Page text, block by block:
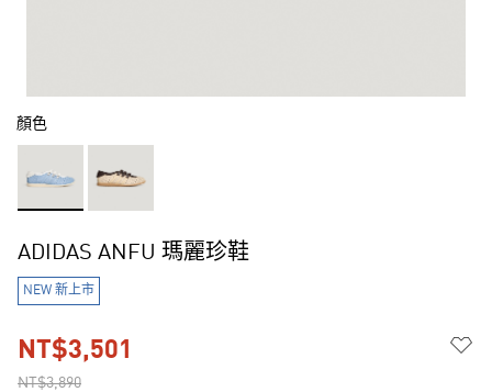
顏色
ADIDAS ANFU 瑪麗珍鞋
NEW 新上市
NT$3,890
NT$3,501